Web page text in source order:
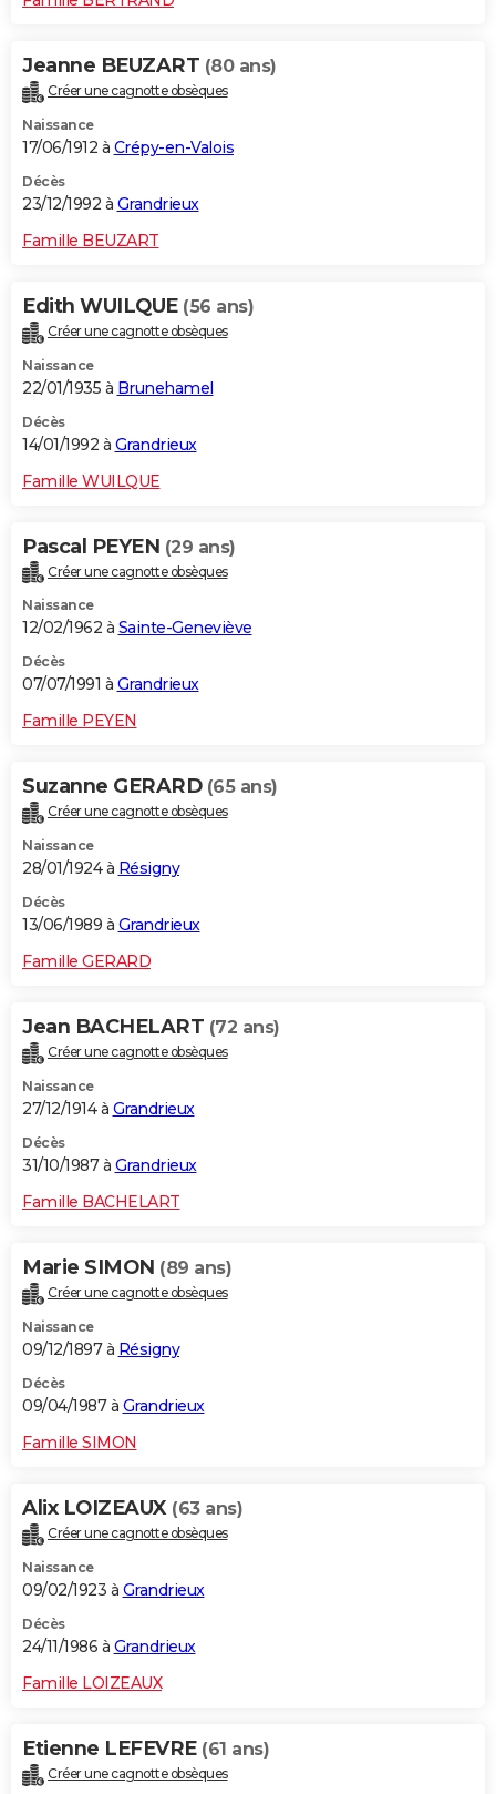
Jeanne BEUZART (80 ans)
Créer une cagnotte obsèques
Naissance
17/06/1912 à Crépy-en-Valois
Décès
23/12/1992 à Grandrieux
Famille BEUZART
Edith WUILQUE (56 ans)
Créer une cagnotte obsèques
Naissance
22/01/1935 à Brunehamel
Décès
14/01/1992 à Grandrieux
Famille WUILQUE
Pascal PEYEN (29 ans)
Créer une cagnotte obsèques
Naissance
12/02/1962 à Sainte-Geneviève
Décès
07/07/1991 à Grandrieux
Famille PEYEN
Suzanne GERARD (65 ans)
Créer une cagnotte obsèques
Naissance
28/01/1924 à Résigny
Décès
13/06/1989 à Grandrieux
Famille GERARD
Jean BACHELART (72 ans)
Créer une cagnotte obsèques
Naissance
27/12/1914 à Grandrieux
Décès
31/10/1987 à Grandrieux
Famille BACHELART
Marie SIMON (89 ans)
Créer une cagnotte obsèques
Naissance
09/12/1897 à Résigny
Décès
09/04/1987 à Grandrieux
Famille SIMON
Alix LOIZEAUX (63 ans)
Créer une cagnotte obsèques
Naissance
09/02/1923 à Grandrieux
Décès
24/11/1986 à Grandrieux
Famille LOIZEAUX
Etienne LEFEVRE (61 ans)
Créer une cagnotte obsèques